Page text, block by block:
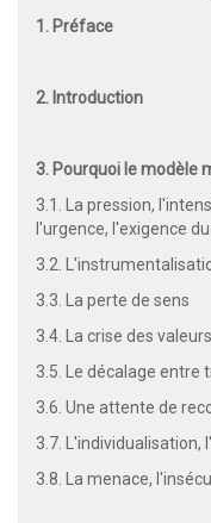
1. Préface
2. Introduction
3. Pourquoi le modèle
3.1. La pression,
l'urgence, l'exigence
3.2.
3.3. La perte de sens
3.4. La crise des
3.5. Le décalage
3.6. Une attente de
3.7. L'individualisation,
3.8. La menace,